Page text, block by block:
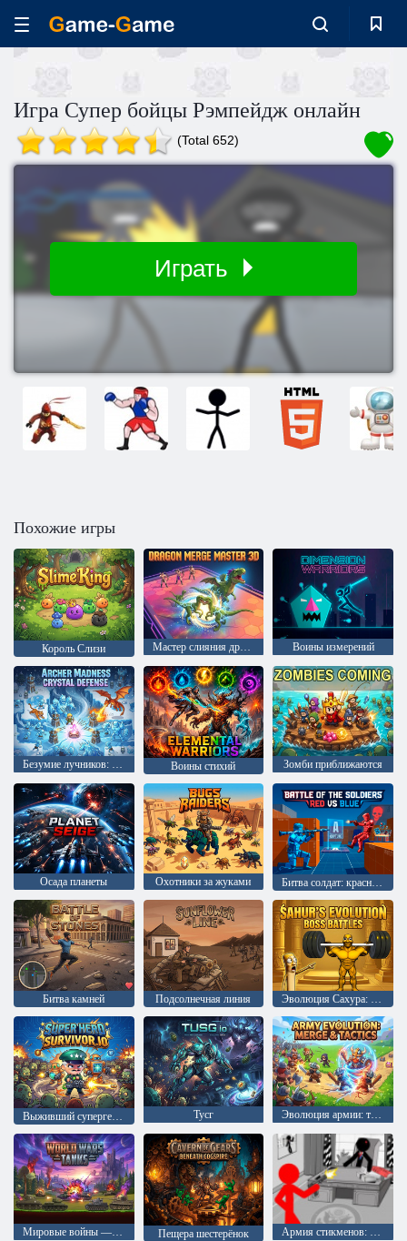
Игра Супер бойцы Рэмпейдж онлайн
(Total 652)
Играть
Похожие игры
Король Слизи Мастер слияния драконов 3D Воины измерений
Безумие лучников: Кристаллическая защита Воины стихий Зомби приближаются
Осада планеты Охотники за жуками Битва солдат: красные против синих
Битва камней Подсолнечная линия Эволюция Сахура: Битвы с боссами
Тусг Эволюция армии: тактика и слияние
Мировые войны — Танки Пещера шестерёнок Армия стикменов: Оборона